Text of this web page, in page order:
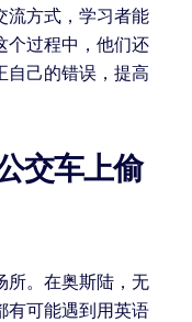
流方式，学习者能
个过程中，他们还
自己的错误，提高
交车上偷
所。在奥斯陆，无
有可能遇到用英语